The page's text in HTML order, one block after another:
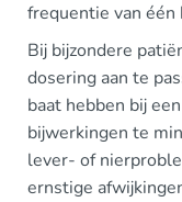
frequentie van één
Bij bijzondere
dosering aan te
baat hebben bij
bijwerkingen te
lever- of
ernstige